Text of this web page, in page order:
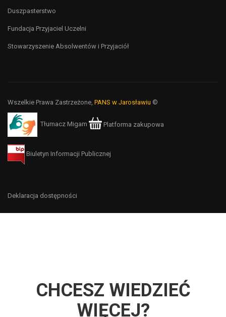
Duszpasterstwo
Fundacja Przyjaciel Uczelni
Stowarzyszenie Absolwentów i Przyjaciół
Wszelkie Prawa Zastrzeżone, PANS w Jarosławiu ©
Tłumacz Migam Platforma zakupowa
Biuletyn Informacji Publicznej
Deklaracja dostępności
CHCESZ WIEDZIEĆ
WIĘCEJ?